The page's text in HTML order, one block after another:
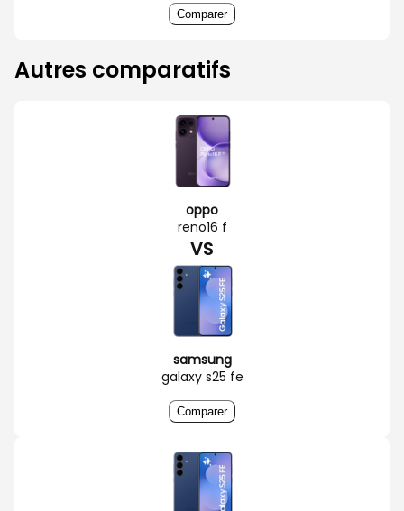
Comparer
Autres comparatifs
oppo
reno16 f
VS
samsung
galaxy s25 fe
Comparer